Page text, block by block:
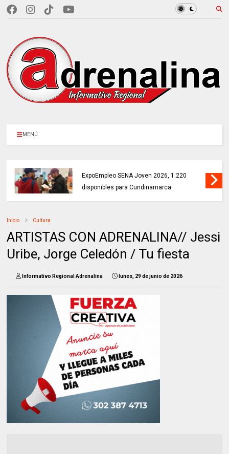
MENÚ
ExpoEmpleo SENA Joven 2026, 1.220
disponibles para Cundinamarca.
Inicio Cultura
ARTISTAS CON ADRENALINA// Jessi
Uribe, Jorge Celedón / Tu fiesta
Informativo Regional Adrenalina lunes, 29 de junio de 2026